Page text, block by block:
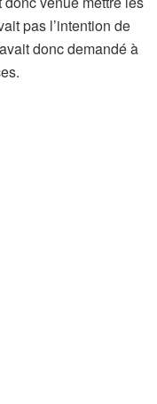
pas l’intention de
donc demandé à